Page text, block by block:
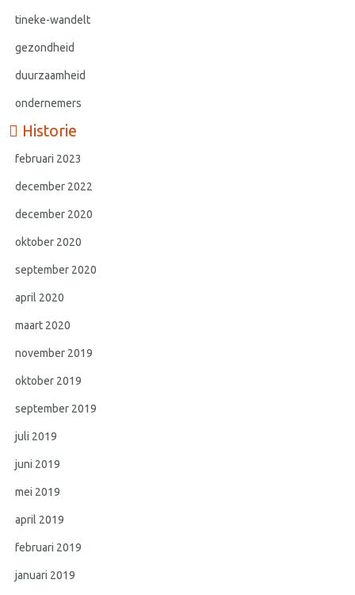
tineke-wandelt
gezondheid
duurzaamheid
ondernemers
Historie
februari 2023
december 2022
december 2020
oktober 2020
september 2020
april 2020
maart 2020
november 2019
oktober 2019
september 2019
juli 2019
juni 2019
mei 2019
april 2019
februari 2019
januari 2019